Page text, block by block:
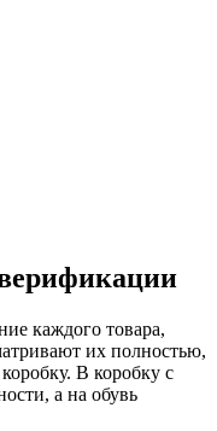
каждого товара,
их полностью,
В коробку с
а на обувь